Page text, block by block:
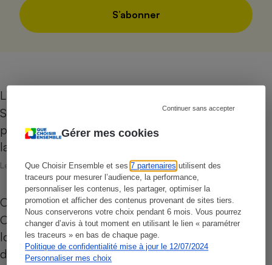
Gérer mes cookies
Que Choisir Ensemble et ses7 partenaires utilisent des
traceurs pour mesurer l’audience, la performance,
personnaliser les contenus, les partager, optimiser la
promotion et afficher des contenus provenant de sites tiers.
Nous conserverons votre choix pendant 6 mois. Vous pourrez
changer d’avis à tout moment en utilisant le lien « paramétrer
les traceurs » en bas de chaque page.
Politique de confidentialité mise à jour le 12/07/2024
Personnaliser mes choix
Continuer sans accepter
S’abonner
Liseuses
Sa monochromie et ses finitions plastique ne
pèsent pas lourd face au charme du papier mais
la liseuse numérique a…
Le 26 juin 2026
Opérateurs de téléphonie mobile
Opérateur de réseau ou MVNO ? Classique ou
low cost ? Pour vous aider à vous y retrouver
dans la jungle de la téléphonie…